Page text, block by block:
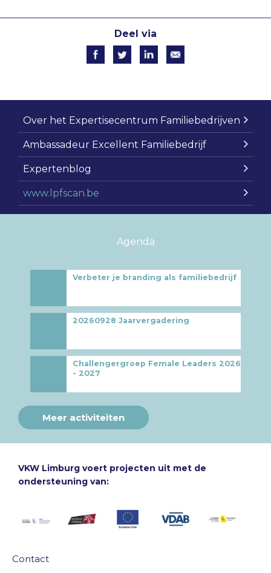
Deel via
Over het Expertisecentrum Familiebedrijven
Ambassadeur Excellent Familiebedrijf
Expertenblog
www.lpfscan.be
Agenda
Verbeter je branding als familiebedrijf
20260928 Jaarvergadering
Challengergroep Female Leaders 2026
- 2027
Meer activiteiten
VKW Limburg voert projecten uit met de
ondersteuning van:
Contact